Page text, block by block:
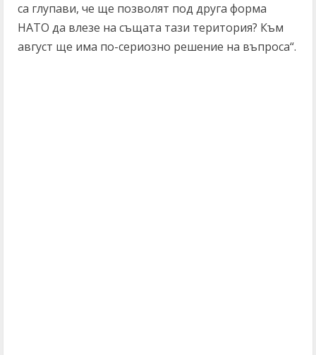
са глупави, че ще позволят под друга форма
НАТО да влезе на същата тази територия? Към
август ще има по-сериозно решение на въпроса“.